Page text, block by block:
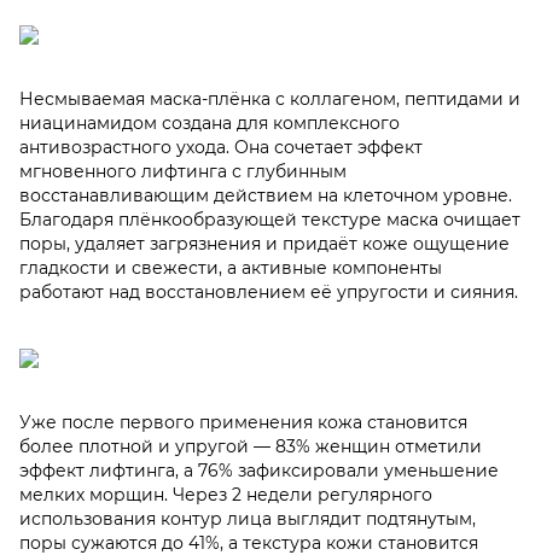
Несмываемая маска-плёнка с коллагеном, пептидами и
ниацинамидом создана для комплексного
антивозрастного ухода. Она сочетает эффект
мгновенного лифтинга с глубинным
восстанавливающим действием на клеточном уровне.
Благодаря плёнкообразующей текстуре маска очищает
поры, удаляет загрязнения и придаёт коже ощущение
гладкости и свежести, а активные компоненты
работают над восстановлением её упругости и сияния.
Уже после первого применения кожа становится
более плотной и упругой — 83% женщин отметили
эффект лифтинга, а 76% зафиксировали уменьшение
мелких морщин. Через 2 недели регулярного
использования контур лица выглядит подтянутым,
поры сужаются до 41%, а текстура кожи становится